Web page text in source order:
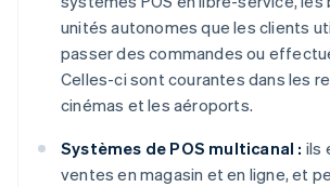
unités autonomes que les clients
passer des commandes ou
Celles-ci sont courantes dans les
cinémas et les aéroports.
Systèmes de POS multicanal : ils
ventes en magasin et en ligne, et